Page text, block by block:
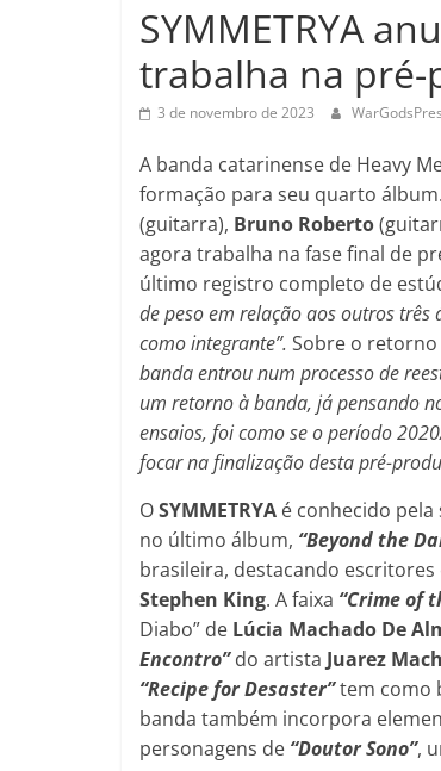
SYMMETRYA
trabalha na
3 de novembro de 2023
A banda catarinense de Heavy
formação para seu quarto
(guitarra), Bruno Roberto
agora trabalha na fase final de
último registro completo de
de peso em relação aos outros
como integrante”. Sobre o retorno
banda entrou num processo de
um retorno à banda, já pensando
ensaios, foi como se o período
focar na finalização desta pré-
OSYMMETRYA é conhecido
no último álbum, “Beyond the
brasileira, destacando
Stephen King. A faixa “Crime of
Diabo” de Lúcia Machado De
Encontro”do artista Juarez
“Recipe for Desaster”tem como
banda também incorpora
personagens de “Doutor Sono”,